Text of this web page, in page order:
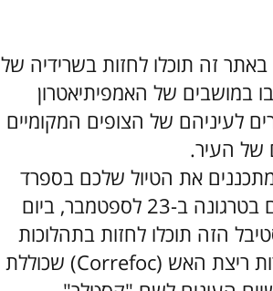
באתר זה תוכלו לחזות בשרידיה של
במושבים של האמפיתיאטרון
לעיניהם של הצופים המקומיים
של העיר.
את הטיול שלכם בספרד
לעונת הקיץ, מומלץ שתתכננו את העצירה שלכם בטרגונה ב-23 לספטמבר, ביום
הזה תוכלו לחזות בתהלוכות
רחוב שמלוות במוזיקה, ריקודים ותחפושות, תחרות ריצת האש (Correfoc) שכוללת